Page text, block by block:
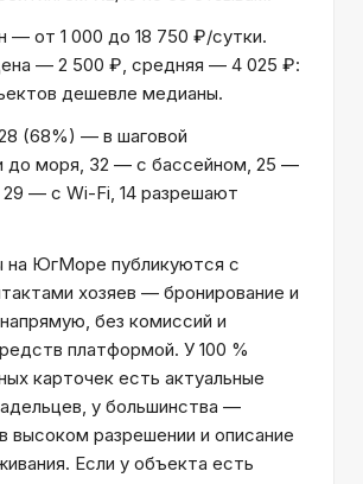
— от 1 000 до 18 750 ₽/сутки.
— 2 500 ₽, средняя — 4 025 ₽:
дешевле медианы.
(68%) — в шаговой
до моря, 32 — с бассейном, 25 —
29 — с Wi-Fi, 14 разрешают
на ЮгМоре публикуются с
хозяев — бронирование и
без комиссий и
платформой. У 100 %
карточек есть актуальные
у большинства —
высоком разрешении и описание
Если у объекта есть